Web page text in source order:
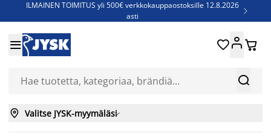
ILMAINEN TOIMITUS yli 500€ verkkokauppaostoksille 12.8.2026
asti

Jenkkisänkyjä - Säästä jopa 60%


 
 Valitse JYSK-myymäläsi